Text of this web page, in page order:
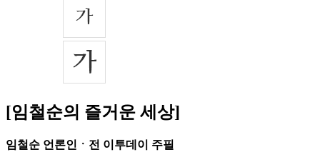
[임철순의 즐거운 세상]
임철순 언론인ㆍ전 이투데이 주필